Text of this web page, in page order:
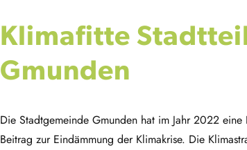
Klimafitte
Gmunden
Die Stadtgemeinde Gmunden hat im Jahr 2022
Beitrag zur Eindämmung der Klimakrise. Die